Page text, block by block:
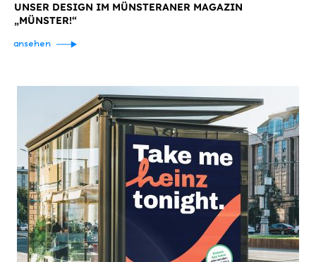
UNSER DESIGN IM MÜNSTERANER MAGAZIN
„MÜNSTER!“
ansehen